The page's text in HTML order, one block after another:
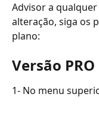
Advisor a
alteração, siga os
plano:
Versão PRO
1- No menu